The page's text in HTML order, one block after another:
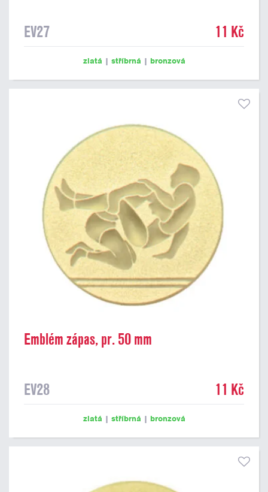
EV27 11 Kč
zlatá | stříbrná | bronzová
Emblém zápas, pr. 50 mm
EV28 11 Kč
zlatá | stříbrná | bronzová